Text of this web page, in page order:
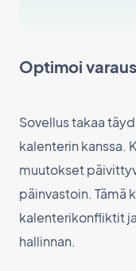
Optimoi
Sovellus takaa
kalenterin kanssa.
muutokset
päinvastoin. Tämä
kalenterikonfliktit
hallinnan.